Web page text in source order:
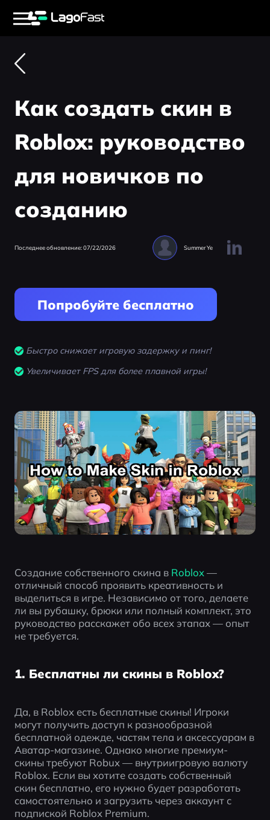
Как создать скин в
Roblox: руководство
для новичков по
созданию
Последнее обновление: 07/22/2026 Summer Ye
Попробуйте бесплатно
Быстро снижает игровую задержку и пинг!
Увеличивает FPS для более плавной игры!
Создание собственного скина в Roblox —
отличный способ проявить креативность и
выделиться в игре. Независимо от того, делаете
ли вы рубашку, брюки или полный комплект, это
руководство расскажет обо всех этапах — опыт
не требуется.
1. Бесплатны ли скины в Roblox?
Да, в Roblox есть бесплатные скины! Игроки
могут получить доступ к разнообразной
бесплатной одежде, частям тела и аксессуарам в
Аватар-магазине. Однако многие премиум-
скины требуют Robux — внутриигровую валюту
Roblox. Если вы хотите создать собственный
скин бесплатно, его нужно будет разработать
самостоятельно и загрузить через аккаунт с
подпиской Roblox Premium.